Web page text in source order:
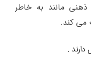
مانند به خاطر
می کند.
دارند .